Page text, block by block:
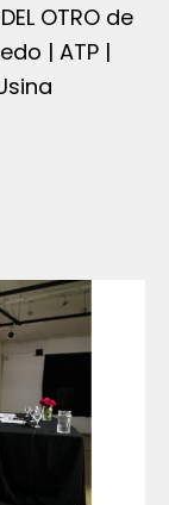
OTRO de
| ATP |